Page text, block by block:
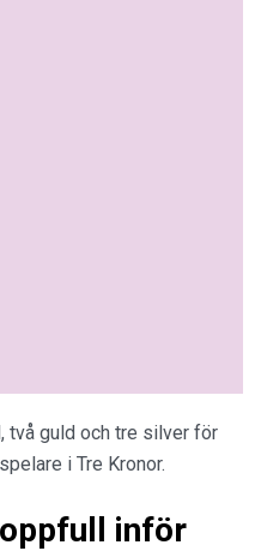
två guld och tre silver för
i Tre Kronor.
inför